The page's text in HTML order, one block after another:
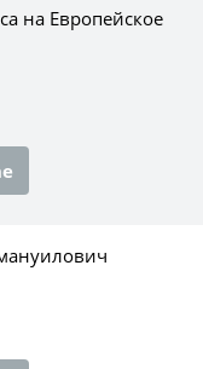
на Европейское